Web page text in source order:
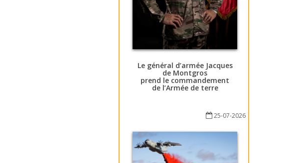
Le général d’armée Jacques
de Montgros
prend le commandement
de l’Armée de terre
25-07-2026